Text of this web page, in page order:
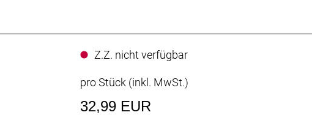
Z.Z. nicht verfügbar
pro Stück (inkl. MwSt.)
32,99 EUR